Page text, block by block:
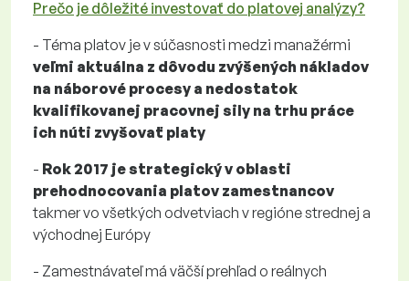
Prečo je dôležité investovať do platovej analýzy?
- Téma platov je v súčasnosti medzi manažérmi
veľmi aktuálna z dôvodu zvýšených nákladov
na náborové procesy a nedostatok
kvalifikovanej pracovnej sily na trhu práce
ich núti zvyšovať platy
- Rok 2017 je strategický v oblasti
prehodnocovania platov zamestnancov
takmer vo všetkých odvetviach v regióne strednej a
východnej Európy
- Zamestnávateľ má väčší prehľad o reálnych